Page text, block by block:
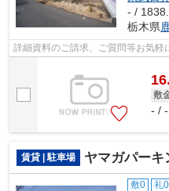
- /
栃木県
詳細資料のご請求、ご質問等お気軽
敷
- /
賃貸 | 駐車場 ヤマガパーキ
敷0 礼0